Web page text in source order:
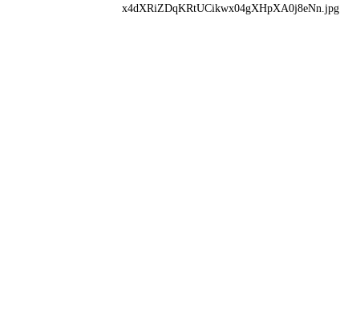
x4dXRiZDqKRtUCikwx04gXHpXA0j8eNn.jpg